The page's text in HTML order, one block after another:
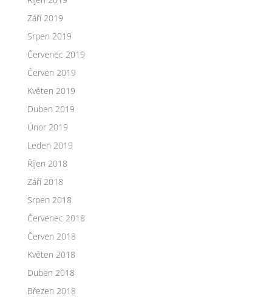
Září 2019
Srpen 2019
Červenec 2019
Červen 2019
Květen 2019
Duben 2019
Únor 2019
Leden 2019
Říjen 2018
Září 2018
Srpen 2018
Červenec 2018
Červen 2018
Květen 2018
Duben 2018
Březen 2018